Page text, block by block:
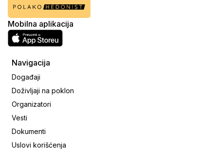
Mobilna aplikacija
Navigacija
Događaji
Doživljaji na poklon
Organizatori
Vesti
Dokumenti
Uslovi korišćenja